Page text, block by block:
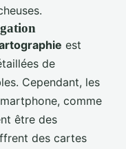
est
de
Cependant, les
comme
être des
des cartes